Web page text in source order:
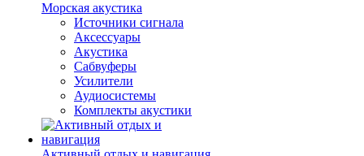
Морская акустика
Источники сигнала
Аксессуары
Акустика
Сабвуферы
Усилители
Аудиосистемы
Комплекты акустики